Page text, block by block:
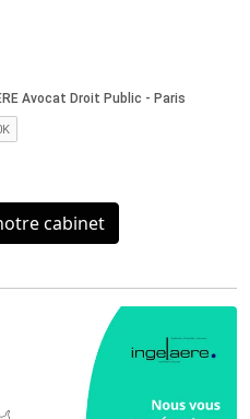
cabinet